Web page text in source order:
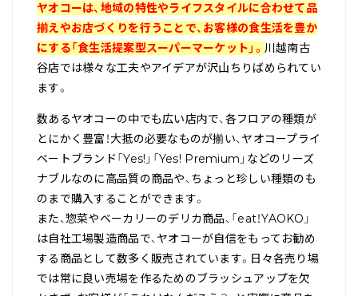
ヤオコーは、地域の特性やライフスタイルに合わせて品
揃えやお店づくりを行うことで、お客様の食生活を豊か
にする「食生活提案型スーパーマーケット」。 川越南古
谷店では様々な工夫やアイデアが沢山ちりばめられてい
ます。
数あるヤオコーの中でも広い店内で、各フロアの種類が
とにかく豊富！大抵の必要なものが揃い、ヤオコープライ
ベートブランド「Yes!」「Yes! Premium」などのリーズ
ナブルなのに高品質の商品や、ちょっと珍しい種類のも
のまで購入することができます。
また、惣菜やベーカリーのデリカ商品、「eat！YAOKO」
は自社工場製造商品で、ヤオコーが自信をもってお勧め
する商品として数多く販売されています。日々各売り場
では常に良い売場を作るためのブラッシュアップを欠